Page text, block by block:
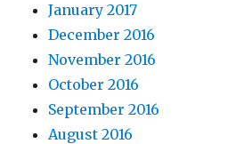
January 2017
December 2016
November 2016
October 2016
September 2016
August 2016